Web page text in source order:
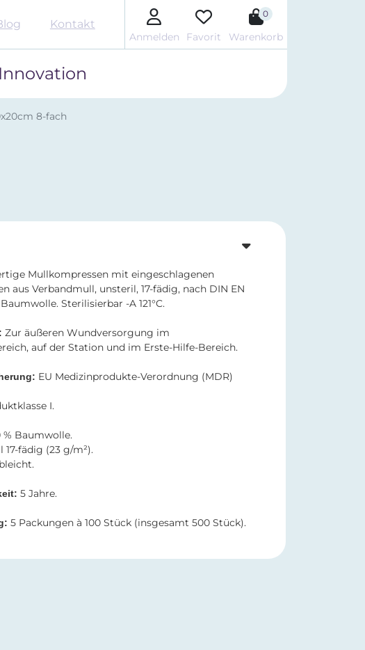
Kontakt
Anmelden Favorit
0
Warenkorb
Innovation
8-fach
Mullkompressen mit eingeschlagenen
aus Verbandmull, unsteril, 17-fädig, nach DIN EN
Baumwolle. Sterilisierbar -A 121°C.
Zur äußeren Wundversorgung im
auf der Station und im Erste-Hilfe-Bereich.
EU Medizinprodukte-Verordnung (MDR)
I.
% Baumwolle.
fädig (23 g/m²).
5 Jahre.
5 Packungen à 100 Stück (insgesamt 500 Stück).